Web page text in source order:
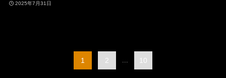
2025年7月31日
1 2 ... 10